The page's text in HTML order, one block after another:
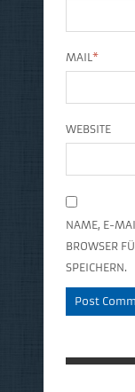
MAIL *
WEBSITE
NAME, E-
BROWSER
SPEICHERN.